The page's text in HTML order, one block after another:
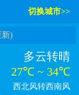
切换城市>>
)
多云转晴
27℃ ~ 34℃
西北风转西南风